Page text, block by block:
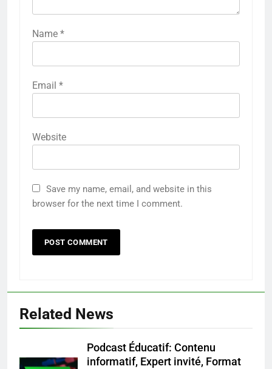
Name *
Email *
Website
Save my name, email, and website in this
browser for the next time I comment.
Related News
Podcast Éducatif: Contenu
informatif, Expert invité, Format